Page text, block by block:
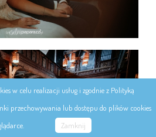
w celu realizacji usług i zgodnie z Polityką
przechowywania lub dostępu do plików cookies
Zamknij